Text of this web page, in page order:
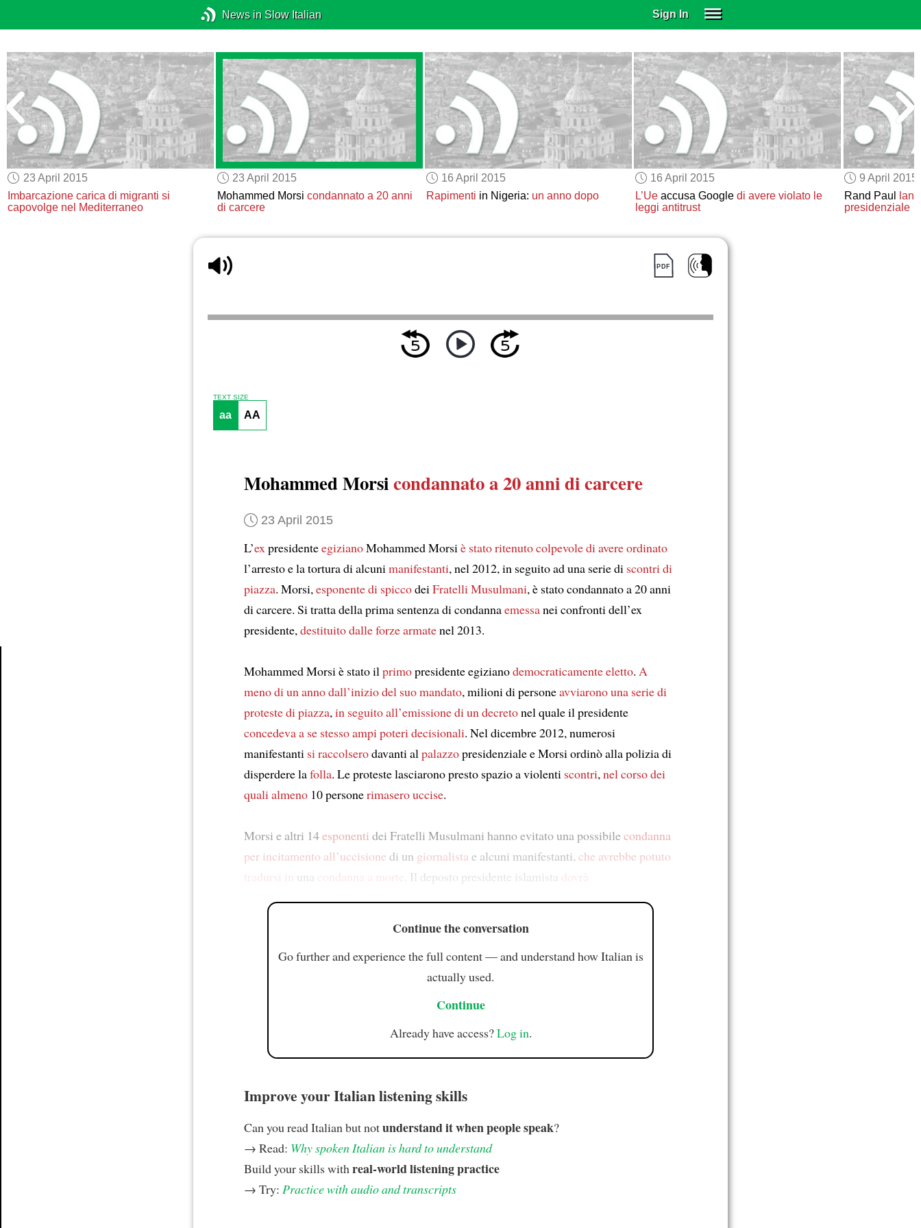
News in Slow Italian Sign In
SUBSCRIBE
EDUCATIONAL LICENSES
GIFT CARDS
OTHER LANGUAGES
ABOUT US
ALEXA
ADJUST COLORS
23 April 2015
Imbarcazione carica di migranti si
capovolge nel Mediterraneo
23 April 2015
Mohammed Morsi condannato a 20 anni
di carcere
16 April 2015
Rapimenti in Nigeria: un anno dopo
16 April 2015
L’Ueaccusa Google di avere violato le
leggi antitrust
9 April 2015
Rand Paul
presidenziale
TEXT SIZE
aa AA
Mohammed Morsicondannato a 20 anni di carcere
23 April 2015
L’expresidenteegizianoMohammed Morsiè stato ritenuto colpevole di avere ordinato
l’arresto e la tortura di alcunimanifestanti, nel 2012, in seguito ad una serie di scontri di
piazza. Morsi,esponente di spiccodeiFratelli Musulmani, è stato condannato a 20 anni
di carcere. Si tratta della prima sentenza di condannaemessanei confronti dell’ex
presidente,destituito dalle forze armatenel 2013.
Mohammed Morsi è stato ilprimopresidente egizianodemocraticamente eletto. A
meno di un anno dall’inizio del suo mandato, milioni di personeavviarono una serie di
proteste di piazza,in seguito all’emissione di un decretonel quale il presidente
concedeva a se stessoampi poteri decisionali. Nel dicembre 2012, numerosi
manifestanti si raccolserodavanti alpalazzopresidenziale e Morsi ordinò alla polizia di
disperdere lafolla. Le proteste lasciarono presto spazio a violenti scontri,nel corso dei
qualialmeno 10 personerimasero uccise.
Morsi e altri 14esponenti dei Fratelli Musulmani hanno evitato una possibilecondanna
per incitamento all’uccisione di un giornalista e alcuni manifestanti, che avrebbe potuto
tradursi in una condanna a morte . Il deposto presidente islamista dovrà
Continue the conversation
Go further and experience the full content — and understand how Italian is
actually used.
Continue
Already have access?Log in.
Improve your Italian listening skills
Can you read Italian but notunderstand it when people speak?
→ Read: Why spoken Italian is hard to understand
Build your skills withreal-world listening practice
→ Try: Practice with audio and transcripts